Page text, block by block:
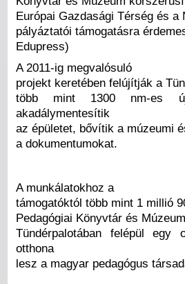
Európai Gazdasági Térség és
pályáztatói támogatásra
Edupress)
A 2011-ig megvalósuló
projekt keretében felújítják a
több mint 1300 nm-es
akadálymentesítik
az épületet, bővítik a múzeumi
a dokumentumokat.
A munkálatokhoz a
támogatóktól több mint 1 millió
Pedagógiai Könyvtár és
Tündérpalotában felépül
otthona
lesz a magyar pedagógus